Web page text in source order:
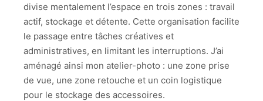
divise mentalement l’espace en trois zones : travail
actif, stockage et détente. Cette organisation facilite
le passage entre tâches créatives et
administratives, en limitant les interruptions. J’ai
aménagé ainsi mon atelier-photo : une zone prise
de vue, une zone retouche et un coin logistique
pour le stockage des accessoires.